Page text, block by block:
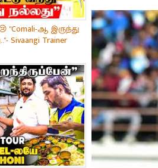
"Comali-ஆ இருந்து
Sivaangi Trainer